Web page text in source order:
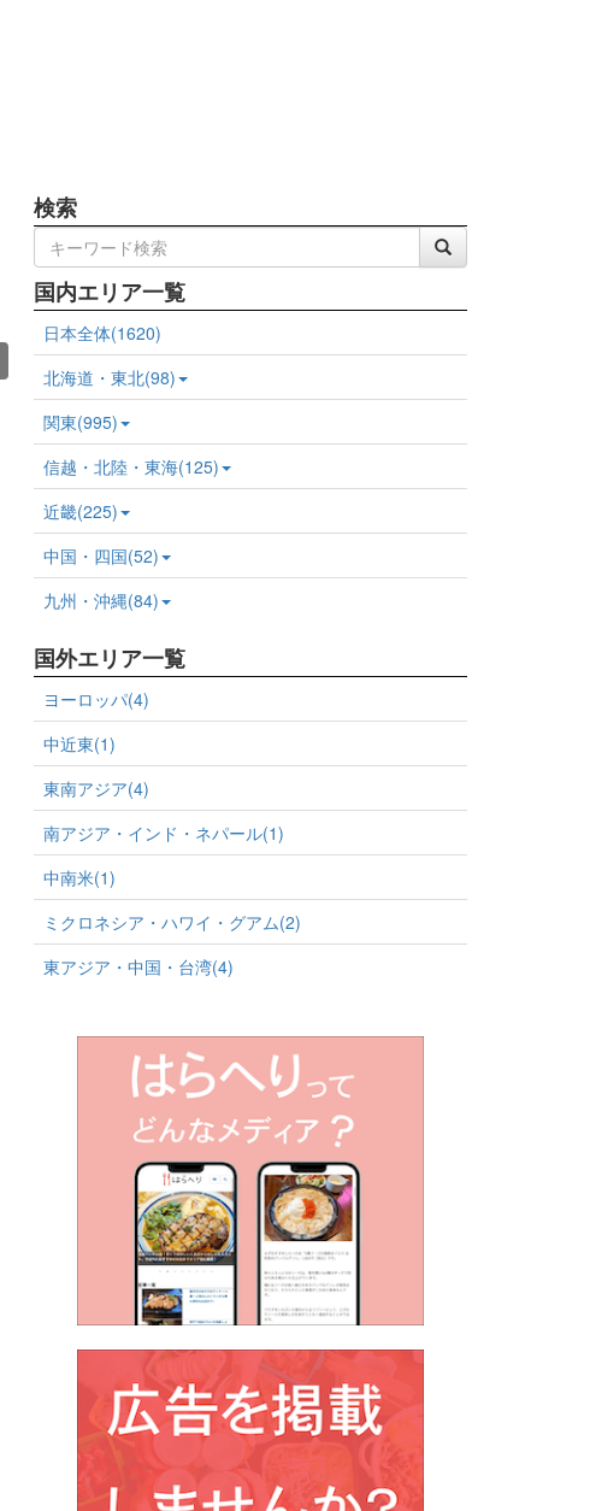
検索
国内エリア一覧
日本全体(1620)
北海道・東北(98)
関東(995)
信越・北陸・東海(125)
近畿(225)
中国・四国(52)
九州・沖縄(84)
国外エリア一覧
ヨーロッパ(4)
中近東(1)
東南アジア(4)
南アジア・インド・ネパール(1)
中南米(1)
ミクロネシア・ハワイ・グアム(2)
東アジア・中国・台湾(4)